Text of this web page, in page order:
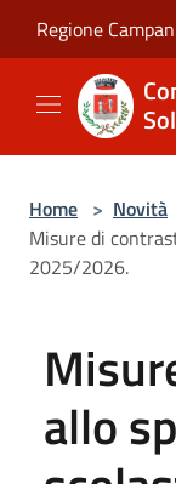
Regione
Home > Novità
Misure di
2025/2026.
allo